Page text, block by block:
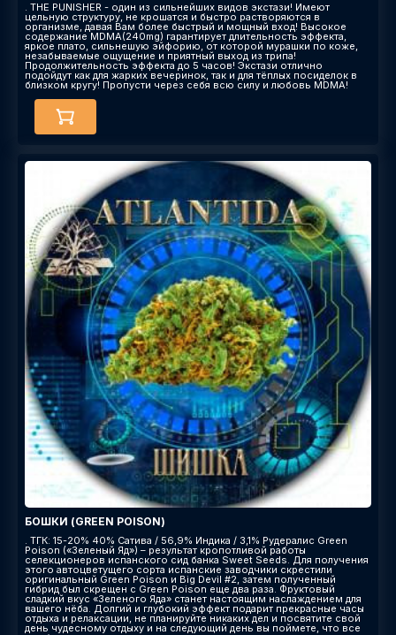
. THE PUNISHER - один из сильнейших видов экстази! Имеют
цельную структуру, не крошатся и быстро растворяются в
организме, давая Вам более быстрый и мощный вход! Высокое
содержание MDMA(240mg) гарантирует длительность эффекта,
яркое плато, сильнешую эйфорию, от которой мурашки по коже,
незабываемые ощущение и приятный выход из трипа!
Продолжительность эффекта до 5 часов! Экстази отлично
подойдут как для жарких вечеринок, так и для тёплых посиделок в
близком кругу! Пропусти через себя всю силу и любовь MDMA!
БОШКИ (GREEN POISON)
. ТГК: 15-20% 40% Сатива / 56,9% Индика / 3,1% Рудералис Green
Poison («Зеленый Яд») – результат кропотливой работы
селекционеров испанского сид банка Sweet Seeds. Для получения
этого автоцветущего сорта испанские заводчики скрестили
оригинальный Green Poison и Big Devil #2, затем полученный
гибрид был скрещен с Green Poison еще два раза. Фруктовый
сладкий вкус «Зеленого Яда» станет настоящим наслаждением для
вашего нёба. Долгий и глубокий эффект подарит прекрасные часы
отдыха и релаксации, не планируйте никаких дел и посвятите свой
день чудесному отдыху и на следующий день вы поймете, что все